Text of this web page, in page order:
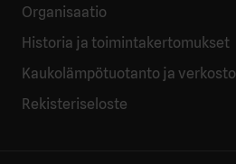
Organisaatio
Historia ja toimintakertomukset
Kaukolämpötuotanto ja verkosto
Rekisteriseloste